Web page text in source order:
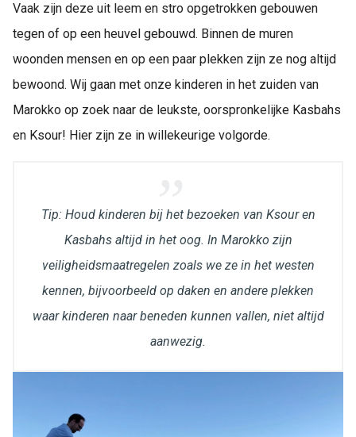
Vaak zijn deze uit leem en stro opgetrokken gebouwen
tegen of op een heuvel gebouwd. Binnen de muren
woonden mensen en op een paar plekken zijn ze nog altijd
bewoond. Wij gaan met onze kinderen in het zuiden van
Marokko op zoek naar de leukste, oorspronkelijke Kasbahs
en Ksour! Hier zijn ze in willekeurige volgorde.
Tip: Houd kinderen bij het bezoeken van Ksour en
Kasbahs altijd in het oog. In Marokko zijn
veiligheidsmaatregelen zoals we ze in het westen
kennen, bijvoorbeeld op daken en andere plekken
waar kinderen naar beneden kunnen vallen, niet altijd
aanwezig.